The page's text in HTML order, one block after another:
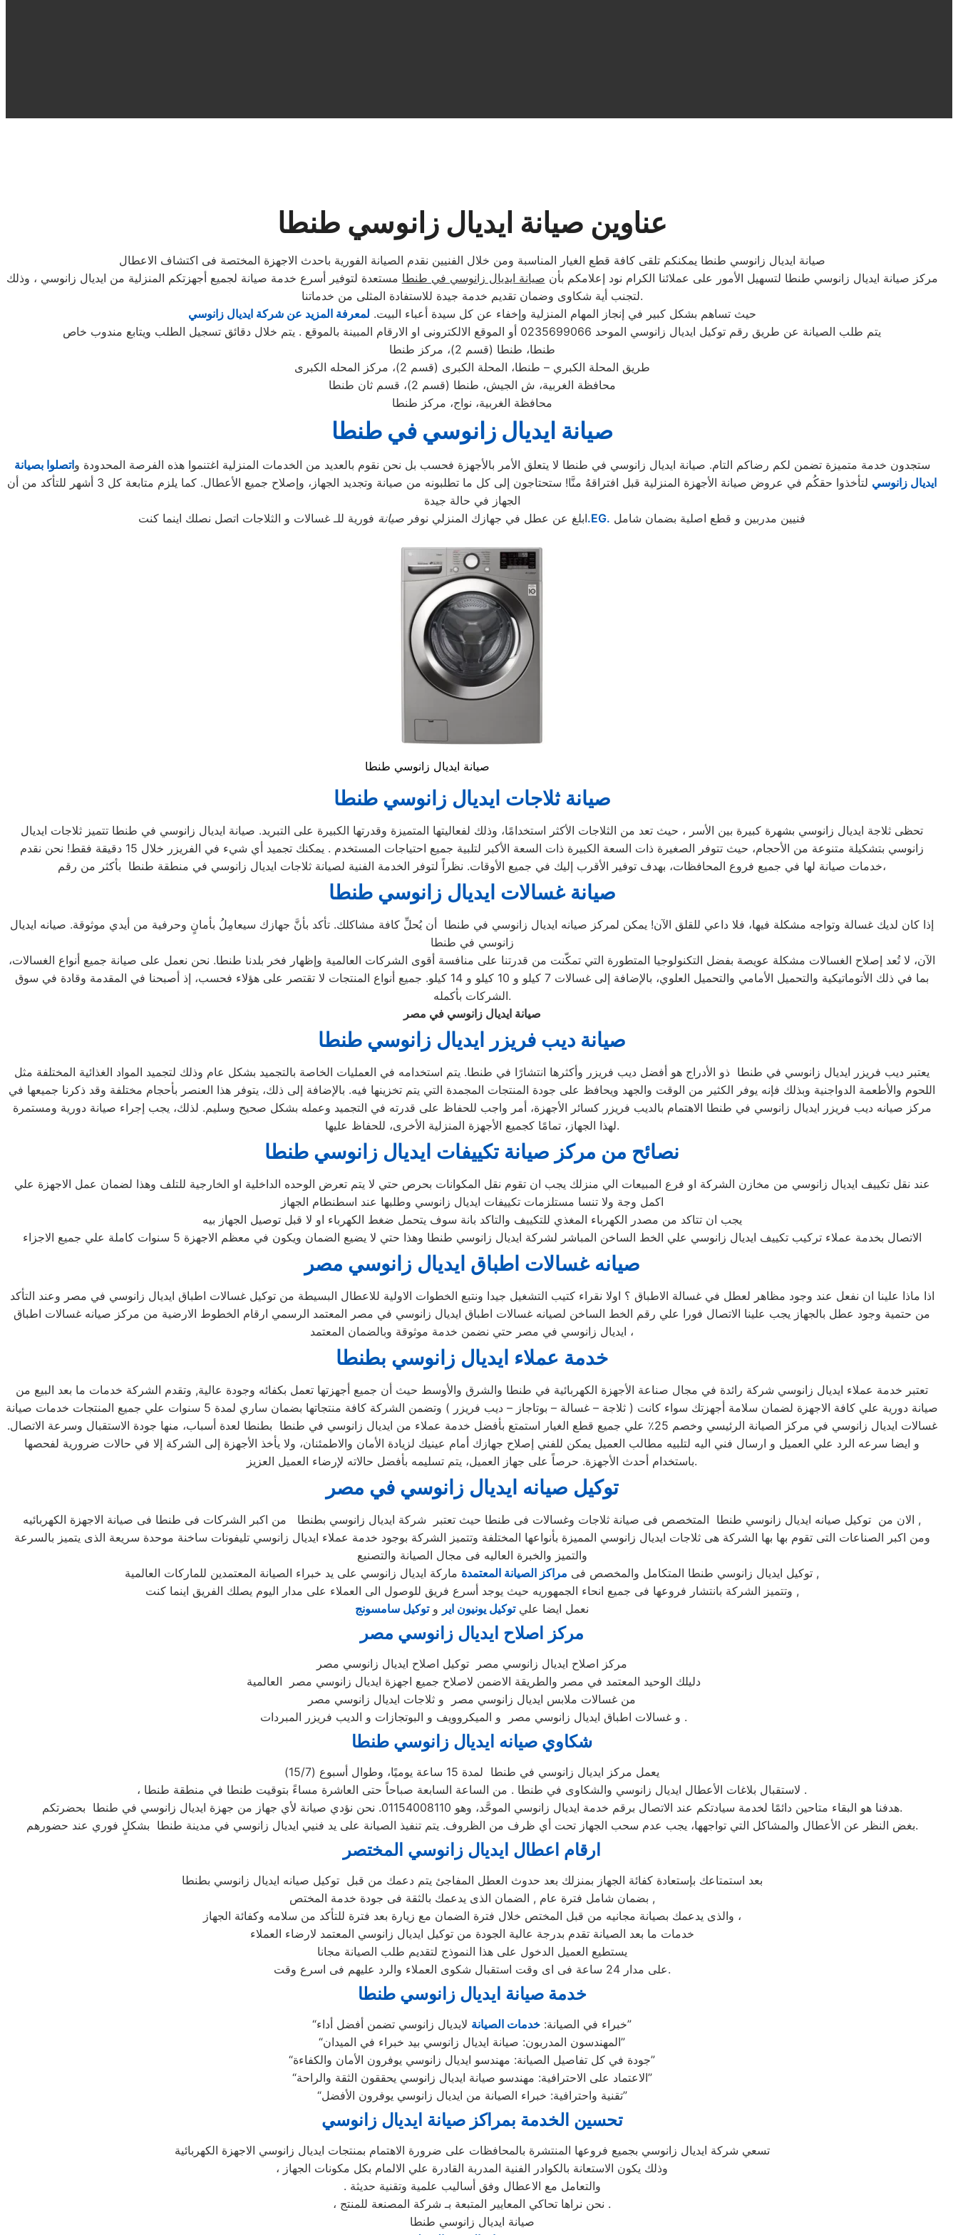
عناوين صيانة ايديال زانوسي طنطا
صيانة ايديال زانوسي طنطا يمكنكم تلقى كافة قطع الغيار المناسبة ومن خلال الفنيين نقدم الصيانة الفورية باحدث الاجهزة المختصة فى اكتشاف الاعطال
مركز صيانة ايديال زانوسي طنطا لتسهيل الأمور على عملائنا الكرام نود إعلامكم بأن صيانة ايديال زانوسي في طنطا مستعدة لتوفير أسرع خدمة صيانة لجميع أجهزتكم المنزلية من ايديال زانوسي ، وذلك
لتجنب أية شكاوى وضمان تقديم خدمة جيدة للاستفادة المثلى من خدماتنا.
حيث تساهم بشكل كبير في إنجاز المهام المنزلية وإخفاء عن كل سيدة أعباء البيت. لمعرفة المزيد عن شركة ايديال زانوسي
يتم طلب الصيانة عن طريق رقم توكيل ايديال زانوسي الموحد 0235699066 أو الموقع الالكترونى او الارقام المبينة بالموقع . يتم خلال دقائق تسجيل الطلب ويتابع مندوب خاص
طنطا، طنطا (قسم 2)، مركز طنطا
طريق المحلة الكبري – طنطا، المحلة الكبرى (قسم 2)، مركز المحله الكبرى
محافظة الغربية، ش الجيش، طنطا (قسم 2)، قسم ثان طنطا
محافظة الغربية، نواج، مركز طنطا
صيانة ايديال زانوسي في طنطا
ستجدون خدمة متميزة تضمن لكم رضاكم التام. صيانة ايديال زانوسي في طنطا لا يتعلق الأمر بالأجهزة فحسب بل نحن نقوم بالعديد من الخدمات المنزلية اغتنموا هذه الفرصة المحدودة واتصلوا بصيانة
ايديال زانوسي
لتأخذوا حقكُم في عروض صيانة الأجهزة المنزلية قبل افتراقهُ منَّا! ستحتاجون إلى كل ما تطلبونه من صيانة وتجديد الجهاز، وإصلاح جميع الأعطال. كما يلزم متابعة كل 3 أشهر للتأكد من أن
الجهاز في حالة جيدة
ابلغ عن عطل في جهازك المنزلي نوفر صيانة فورية للـ غسالات و الثلاجات اتصل نصلك اينما كنت .EG. فنيين مدربين و قطع اصلية بضمان شامل
صيانة ايديال زانوسي طنطا
صيانة ثلاجات ايديال زانوسي طنطا
تحظى ثلاجة ايديال زانوسي بشهرة كبيرة بين الأسر ، حيث تعد من الثلاجات الأكثر استخدامًا، وذلك لفعاليتها المتميزة وقدرتها الكبيرة على التبريد. صيانة ايديال زانوسي في طنطا تتميز ثلاجات ايديال
زانوسي بتشكيلة متنوعة من الأحجام، حيث تتوفر الصغيرة ذات السعة الكبيرة ذات السعة الأكبر لتلبية جميع احتياجات المستخدم . يمكنك تجميد أي شيء في الفريزر خلال 15 دقيقة فقط! نحن نقدم
خدمات صيانة لها في جميع فروع المحافظات، بهدف توفير الأقرب إليك في جميع الأوقات. نظراً لتوفر الخدمة الفنية لصيانة ثلاجات ايديال زانوسي في منطقة طنطا بأكثر من رقم،
صيانة غسالات ايديال زانوسي طنطا
إذا كان لديك غسالة وتواجه مشكلة فيها، فلا داعي للقلق الآن! يمكن لمركز صيانه ايديال زانوسي في طنطا أن يُحلِّ كافة مشاكلك. تأكد بأنَّ جهازك سيعامِلُ بأمانٍ وحرفية من أيدي موثوقة. صيانه ايديال
زانوسي في طنطا
الآن، لا تُعد إصلاح الغسالات مشكلة عويصة بفضل التكنولوجيا المتطورة التي تمكّنت من قدرتنا على منافسة أقوى الشركات العالمية وإظهار فخر بلدنا طنطا. نحن نعمل على صيانة جميع أنواع الغسالات،
بما في ذلك الأتوماتيكية والتحميل الأمامي والتحميل العلوي، بالإضافة إلى غسالات 7 كيلو و 10 كيلو و 14 كيلو. جميع أنواع المنتجات لا تقتصر على هؤلاء فحسب، إذ أصبحنا في المقدمة وقادة في سوق
الشركات بأكمله.
صيانة ايديال زانوسي في مصر
صيانة ديب فريزر ايديال زانوسي طنطا
يعتبر ديب فريزر ايديال زانوسي في طنطا ذو الأدراج هو أفضل ديب فريزر وأكثرها انتشارًا في طنطا. يتم استخدامه في العمليات الخاصة بالتجميد بشكل عام وذلك لتجميد المواد الغذائية المختلفة مثل
اللحوم والأطعمة الدواجنية وبذلك فإنه يوفر الكثير من الوقت والجهد ويحافظ على جودة المنتجات المجمدة التي يتم تخزينها فيه. بالإضافة إلى ذلك، يتوفر هذا العنصر بأحجام مختلفة وقد ذكرنا جميعها في
مركز صيانه ديب فريزر ايديال زانوسي في طنطا الاهتمام بالديب فريزر كسائر الأجهزة، أمر واجب للحفاظ على قدرته في التجميد وعمله بشكل صحيح وسليم. لذلك، يجب إجراء صيانة دورية ومستمرة
لهذا الجهاز، تمامًا كجميع الأجهزة المنزلية الأخرى، للحفاظ عليها.
نصائح من مركز صيانة تكييفات ايديال زانوسي طنطا
عند نقل تكييف ايديال زانوسي من مخازن الشركة او فرع المبيعات الي منزلك يجب ان تقوم نقل المكوانات بحرص حتي لا يتم تعرض الوحده الداخلية او الخارجية للتلف وهذا لضمان عمل الاجهزة علي
اكمل وجة ولا تنسا مستلزمات تكييفات ايديال زانوسي وطلبها عند اسطنطام الجهاز
يجب ان تتاكد من مصدر الكهرباء المغذي للتكييف والتاكد بانة سوف يتحمل ضغط الكهرباء او لا قبل توصيل الجهاز بيه
الاتصال بخدمة عملاء تركيب تكييف ايديال زانوسي علي الخط الساخن المباشر لشركة ايديال زانوسي طنطا وهذا حتي لا يضيع الضمان ويكون في معظم الاجهزة 5 سنوات كاملة علي جميع الاجزاء
صيانه غسالات اطباق ايديال زانوسي مصر
اذا ماذا علينا ان نفعل عند وجود مظاهر لعطل في غسالة الاطباق ؟ اولا نقراء كتيب التشغيل جيدا ونتبع الخطوات الاولية للاعطال البسيطة من توكيل غسالات اطباق ايديال زانوسي في مصر وعند التأكد
من حتمية وجود عطل بالجهاز يجب علينا الاتصال فورا علي رقم الخط الساخن لصيانه غسالات اطباق ايديال زانوسي في مصر المعتمد الرسمي ارقام الخطوط الارضية من مركز صيانه غسالات اطباق
ايديال زانوسي في مصر حتي نضمن خدمة موثوقة وبالضمان المعتمد ،
خدمة عملاء ايديال زانوسي بطنطا
تعتبر خدمة عملاء ايديال زانوسي شركة رائدة في مجال صناعة الأجهزة الكهربائية في طنطا والشرق والأوسط حيث أن جميع أجهزتها تعمل بكفائه وجودة عالية, وتقدم الشركة خدمات ما بعد البيع من
صيانة دورية علي كافة الاجهزة لضمان سلامة أجهزتك سواء كانت ( ثلاجة – غسالة – بوتاجاز – ديب فريزر ) وتضمن الشركة كافة منتجاتها بضمان ساري لمدة 5 سنوات علي جميع المنتجات خدمات صيانة
غسالات ايديال زانوسي في مركز الصيانة الرئيسي وخصم 25٪ علي جميع قطع الغيار استمتع بأفضل خدمة عملاء من ايديال زانوسي في طنطا بطنطا لعدة أسباب، منها جودة الاستقبال وسرعة الاتصال.
و ايضا سرعه الرد علي العميل و ارسال فني اليه لتلبيه مطالب العميل يمكن للفني إصلاح جهازك أمام عينيك لزيادة الأمان والاطمئنان، ولا يأخذ الأجهزة إلى الشركة إلا في حالات ضرورية لفحصها
باستخدام أحدث الأجهزة. حرصاً على جهاز العميل، يتم تسليمه بأفضل حالاته لإرضاء العميل العزيز.
توكيل صيانه ايديال زانوسي في مصر
الان من توكيل صيانه ايديال زانوسي طنطا المتخصص فى صيانة ثلاجات وغسالات فى طنطا حيث تعتبر شركة ايديال زانوسي بطنطا من اكبر الشركات فى طنطا فى صيانة الاجهزة الكهربائيه ,
ومن اكبر الصناعات التى تقوم بها بها الشركة هى ثلاجات ايديال زانوسي المميزة بأنواعها المختلفة وتتميز الشركة بوجود خدمة عملاء ايديال زانوسي تليفونات ساخنة موحدة سريعة الذى يتميز بالسرعة
والتميز والخبرة العاليه فى مجال الصيانة والتصنيع
توكيل ايديال زانوسي طنطا المتكامل والمخصص فى مراكز الصيانة المعتمدة
ماركة ايديال زانوسي على يد خبراء الصيانة المعتمدين للماركات العالمية ,
وتتميز الشركة بانتشار فروعها فى جميع انحاء الجمهوريه حيث يوجد أسرع فريق للوصول الى العملاء على مدار اليوم يصلك الفريق اينما كنت ,
نعمل ايضا عليتوكيل يونيون اير وتوكيل سامسونج
مركز اصلاح ايديال زانوسي مصر
مركز اصلاح ايديال زانوسي مصر توكيل اصلاح ايديال زانوسي مصر
دليلك الوحيد المعتمد في مصر والطريقة الاضمن لاصلاح جميع اجهزة ايديال زانوسي مصر العالمية
من غسالات ملابس ايديال زانوسي مصر و ثلاجات ايديال زانوسي مصر
و غسالات اطباق ايديال زانوسي مصر و الميكروويف و البوتجازات و الديب فريزر المبردات .
شكاوي صيانه ايديال زانوسي طنطا
يعمل مركز ايديال زانوسي في طنطا لمدة 15 ساعة يوميًا، وطوال أسبوع (15/7)
، لاستقبال بلاغات الأعطال ايديال زانوسي والشكاوى في طنطا . من الساعة السابعة صباحاً حتى العاشرة مساءً بتوقيت طنطا في منطقة طنطا .
هدفنا هو البقاء متاحين دائمًا لخدمة سيادتكم عند الاتصال برقم خدمة ايديال زانوسي الموحَّد، وهو 01154008110. نحن نؤدي صيانة لأي جهاز من جهزة ايديال زانوسي في طنطا بحضرتكم.
بغض النظر عن الأعطال والمشاكل التي تواجهها، يجب عدم سحب الجهاز تحت أي ظرف من الظروف. يتم تنفيذ الصيانة على يد فنيي ايديال زانوسي في مدينة طنطا بشكلٍ فوري عند حضورهم.
ارقام اعطال ايديال زانوسي المختصر
بعد استمتاعك بإستعادة كفائة الجهاز بمنزلك بعد حدوث العطل المفاجئ يتم دعمك من قبل توكيل صيانه ايديال زانوسي بطنطا
بضمان شامل فترة عام , الضمان الذى يدعمك بالثقة فى جودة خدمة المختص ,
والذى يدعمك بصيانة مجانيه من قبل المختص خلال فترة الضمان مع زيارة بعد فترة للتأكد من سلامه وكفائة الجهاز ،
خدمات ما بعد الصيانة تقدم بدرجة عالية الجودة من توكيل ايديال زانوسي المعتمد لارضاء العملاء
يستطيع العميل الدخول على هذا النموذج لتقديم طلب الصيانة مجانا
على مدار 24 ساعة فى اى وقت استقبال شكوى العملاء والرد عليهم فى اسرع وقت.
خدمة صيانة ايديال زانوسي طنطا
“خبراء في الصيانة: خدمات الصيانة
لايديال زانوسي تضمن أفضل أداء”
“المهندسون المدربون: صيانة ايديال زانوسي بيد خبراء في الميدان”
“جودة في كل تفاصيل الصيانة: مهندسو ايديال زانوسي يوفرون الأمان والكفاءة”
“الاعتماد على الاحترافية: مهندسو صيانة ايديال زانوسي يحققون الثقة والراحة”
“تقنية واحترافية: خبراء الصيانة من ايديال زانوسي يوفرون الأفضل”
تحسين الخدمة بمراكز صيانة ايديال زانوسي
تسعي شركة ايديال زانوسي بجميع فروعها المنتشرة بالمحافظات على ضرورة الاهتمام بمنتجات ايديال زانوسي الاجهزة الكهربائية
، وذلك يكون الاستعانة بالكوادر الفنية المدربة القادرة علي الالمام بكل مكونات الجهاز
. والتعامل مع الاعطال وفق أساليب علمية وتقنية حديثة
، نحن نراها تحاكي المعايير المتبعة بـ شركة المصنعة للمنتج .
صيانة ايديال زانوسي طنطا